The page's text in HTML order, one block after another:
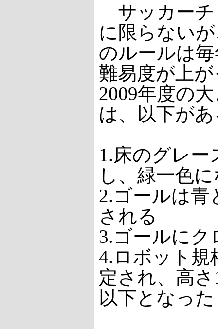
サッカーチ
に限らない
のルールは
難易度が上
2009年度の
は、以下が
1.床のグレー
し、緑一色
2.ゴールは青
される
3.ゴールにク
4.ロボット規
定され、高さ
以下となった